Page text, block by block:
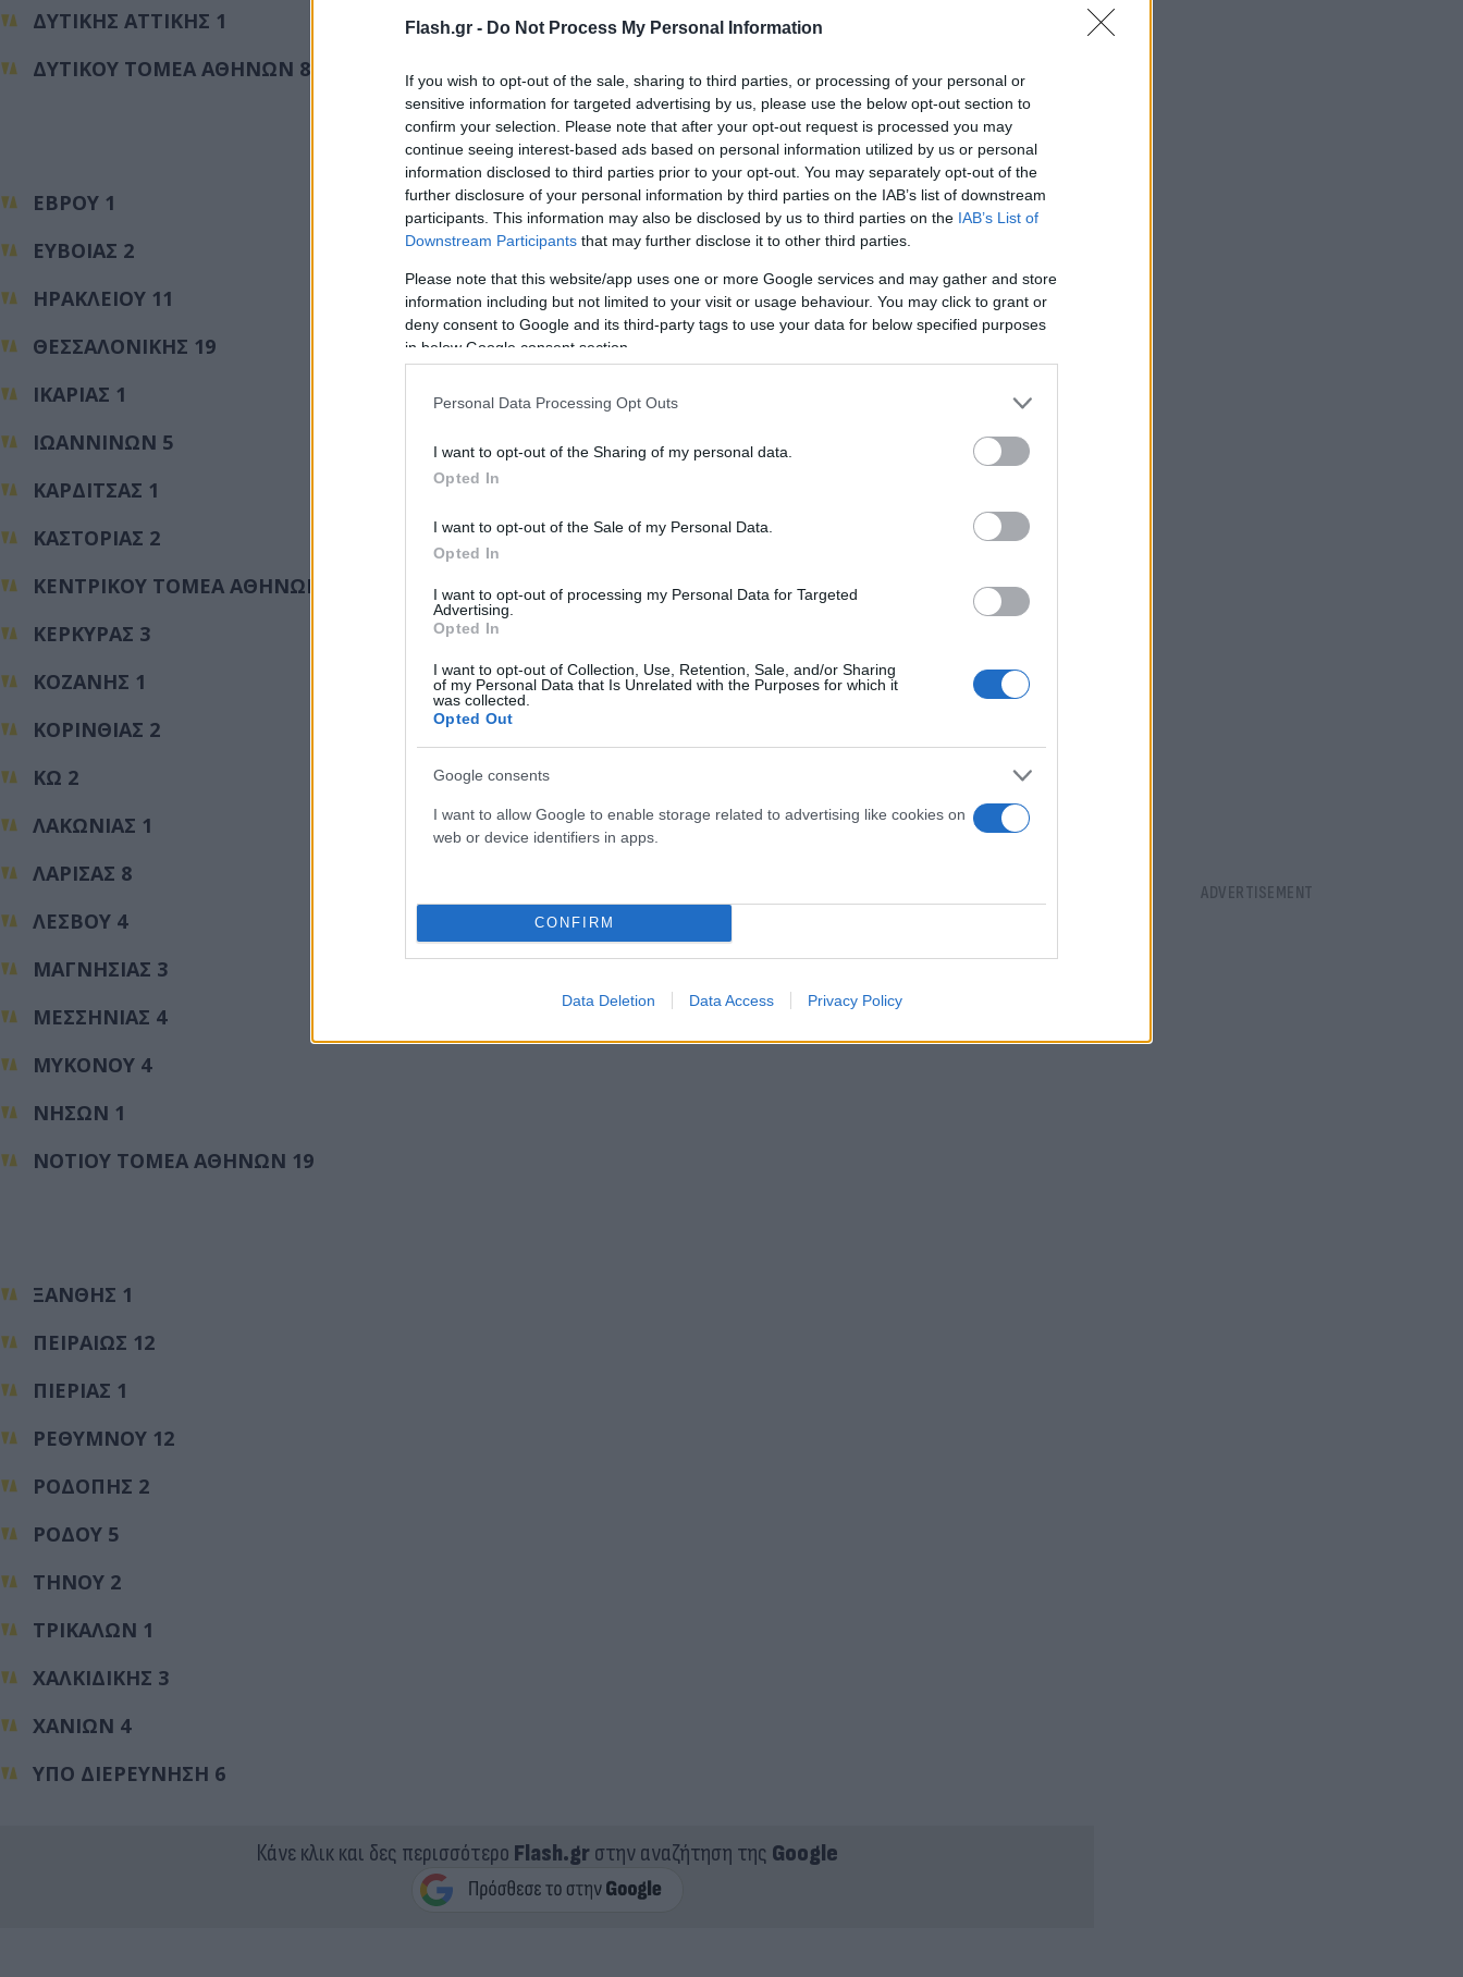
Flash.gr - Do Not Process My Personal Information
If you wish to opt-out of the sale, sharing to third parties, or processing of your personal or
sensitive information for targeted advertising by us, please use the below opt-out section to
confirm your selection. Please note that after your opt-out request is processed you may
continue seeing interest-based ads based on personal information utilized by us or personal
information disclosed to third parties prior to your opt-out. You may separately opt-out of the
further disclosure of your personal information by third parties on the IAB’s list of downstream
participants. This information may also be disclosed by us to third parties on the IAB’s List of
Downstream Participants that may further disclose it to other third parties.
Please note that this website/app uses one or more Google services and may gather and store
information including but not limited to your visit or usage behaviour. You may click to grant or
deny consent to Google and its third-party tags to use your data for below specified purposes
in below Google consent section.
Personal Data Processing Opt Outs
I want to opt-out of the Sharing of my personal data.
Opted In
I want to opt-out of the Sale of my Personal Data.
Opted In
I want to opt-out of processing my Personal Data for Targeted
Advertising.
Opted In
I want to opt-out of Collection, Use, Retention, Sale, and/or Sharing
of my Personal Data that Is Unrelated with the Purposes for which it
was collected.
Opted Out
Google consents
I want to allow Google to enable storage related to advertising like cookies on
web or device identifiers in apps.
CONFIRM
Data Deletion Data Access Privacy Policy
ΔΥΤΙΚΗΣ ΑΤΤΙΚΗΣ 1
ΔΥΤΙΚΟΥ ΤΟΜΕΑ ΑΘΗΝΩΝ 8
ΕΒΡΟΥ 1
ΕΥΒΟΙΑΣ 2
ΗΡΑΚΛΕΙΟΥ 11
ΘΕΣΣΑΛΟΝΙΚΗΣ 19
ΙΚΑΡΙΑΣ 1
ΙΩΑΝΝΙΝΩΝ 5
ΚΑΡΔΙΤΣΑΣ 1
ΚΑΣΤΟΡΙΑΣ 2
ΚΕΝΤΡΙΚΟΥ ΤΟΜΕΑ ΑΘΗΝΩΝ 37
ΚΕΡΚΥΡΑΣ 3
ΚΟΖΑΝΗΣ 1
ΚΟΡΙΝΘΙΑΣ 2
ΚΩ 2
ΛΑΚΩΝΙΑΣ 1
ΛΑΡΙΣΑΣ 8
ΛΕΣΒΟΥ 4
ΜΑΓΝΗΣΙΑΣ 3
ΜΕΣΣΗΝΙΑΣ 4
ΜΥΚΟΝΟΥ 4
ΝΗΣΩΝ 1
ΝΟΤΙΟΥ ΤΟΜΕΑ ΑΘΗΝΩΝ 19
ΞΑΝΘΗΣ 1
ΠΕΙΡΑΙΩΣ 12
ΠΙΕΡΙΑΣ 1
ΡΕΘΥΜΝΟΥ 12
ΡΟΔΟΠΗΣ 2
ΡΟΔΟΥ 5
ΤΗΝΟΥ 2
ΤΡΙΚΑΛΩΝ 1
ΧΑΛΚΙΔΙΚΗΣ 3
ΧΑΝΙΩΝ 4
ΥΠΟ ΔΙΕΡΕΥΝΗΣΗ 6
Κάνε κλικ και δες περισσότερο Flash.grστην αναζήτηση της Google